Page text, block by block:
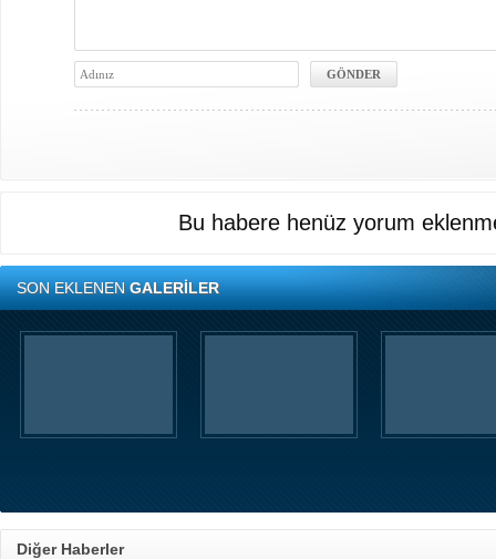
Bu habere henüz yorum
SON EKLENENGALERİLER
Diğer Haberler